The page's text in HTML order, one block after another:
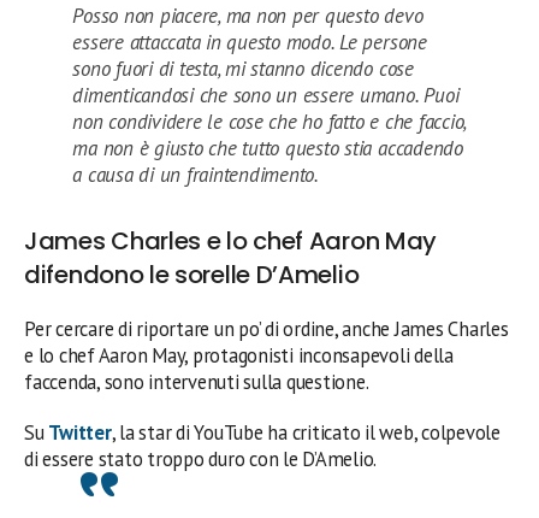
Posso non piacere, ma non per questo devo
essere attaccata in questo modo. Le persone
sono fuori di testa, mi stanno dicendo cose
dimenticandosi che sono un essere umano. Puoi
non condividere le cose che ho fatto e che faccio,
ma non è giusto che tutto questo stia accadendo
a causa di un fraintendimento.
James Charles e lo chef Aaron May
difendono le sorelle D’Amelio
Per cercare di riportare un po’ di ordine, anche James Charles
e lo chef Aaron May, protagonisti inconsapevoli della
faccenda, sono intervenuti sulla questione.
SuTwitter, la star di YouTube ha criticato il web, colpevole
di essere stato troppo duro con le D’Amelio.